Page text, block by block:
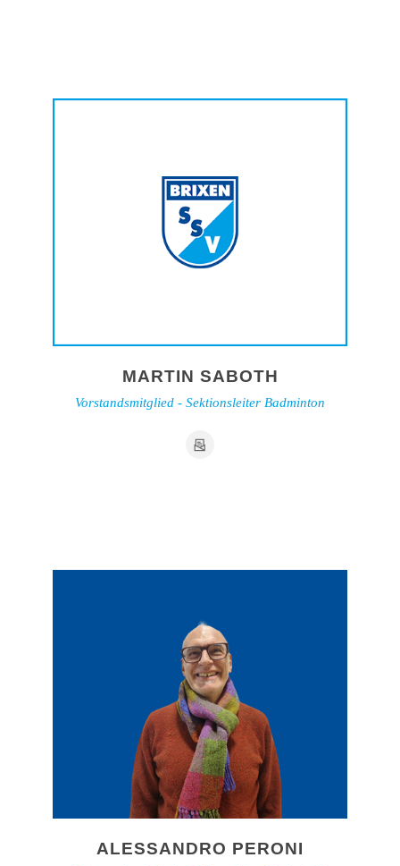
MARTIN SABOTH
Vorstandsmitglied - Sektionsleiter Badminton
ALESSANDRO PERONI